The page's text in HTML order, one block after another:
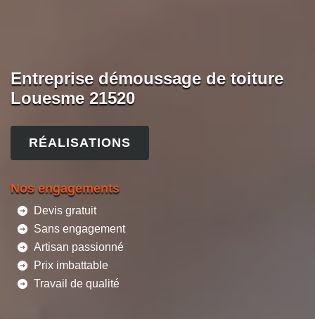
Entreprise démoussage de toiture
Louesme 21520
RÉALISATIONS
Nos engagements
Devis gratuit
Sans engagement
Artisan passionné
Prix imbattable
Travail de qualité